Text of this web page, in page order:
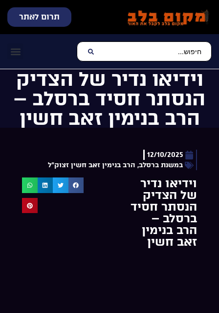
תרום לאתר
וידיאו נדיר של הצדיק
הנסתר חסיד ברסלב –
הרב בנימין זאב חשין
12/10/2025
במשנת ברסלב, הרב בנימין זאב חשין זצוק"ל
וידיאו נדיר
של הצדיק
הנסתר חסיד
ברסלב –
הרב בנימין
זאב חשין